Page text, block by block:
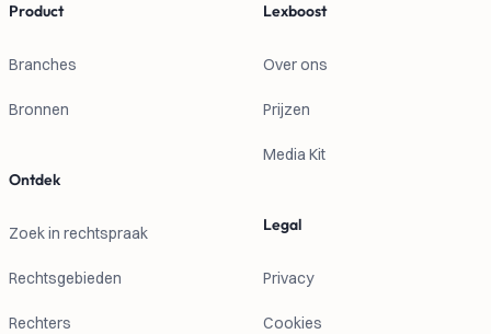
Product
Branches
Bronnen
Ontdek
Zoek in rechtspraak
Rechtsgebieden
Rechters
Lexboost
Over ons
Prijzen
Media Kit
Legal
Privacy
Cookies